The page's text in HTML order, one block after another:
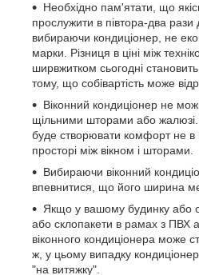
Необхідно пам'ятати, що
прослужити в півтора-два
вибираючи кондиціонер, не
марки. Різниця в ціні між
ширвжитком сьогодні
тому, що собівартість може
Віконний кондиціонер не
щільними шторами або жалюзі.
буде створювати комфорт не в
просторі між вікном і шторами.
Вибираючи віконний
впевнитися, що його ширина
Якщо у вашому будинку або
або склопакети в рамах з ПВХ
віконного кондиціонера може
ж, у цьому випадку
"на витяжку".